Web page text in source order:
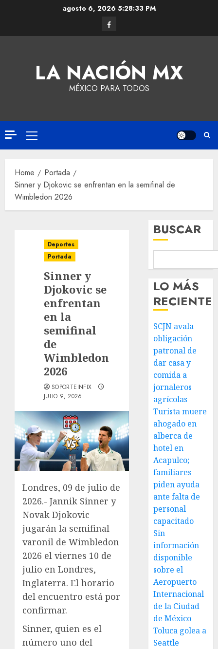
agosto 6, 2026 5:28:33 PM
LA NACIÓN MX
MÉXICO PARA TODOS
Home
Portada
Sinner y Djokovic se enfrentan en la semifinal de
Wimbledon 2026
Deportes
Portada
Sinner y
Djokovic se
enfrentan
en la
semifinal
de
Wimbledon
2026
SOPORTEINFIX
JULIO 9, 2026
Londres, 09 de julio de
2026.- Jannik Sinner y
Novak Djokovic
jugarán la semifinal
varonil de Wimbledon
2026 el viernes 10 de
julio en Londres,
Inglaterra. El horario
del encuentro está por
confirmar.
Sinner, quien es el
número uno del
BUSCAR
LO MÁS
RECIENTE
SCJN avala
obligación
patronal de
dar casa y
comida a
jornaleros
agrícolas
Turista muere
ahogado en
alberca de
hotel en
Acapulco;
familiares
piden ayuda
ante falta de
personal
capacitado
Sin
información
disponible
sobre el
Aeropuerto
Internacional
de la Ciudad
de México
Toluca golea a
Seattle